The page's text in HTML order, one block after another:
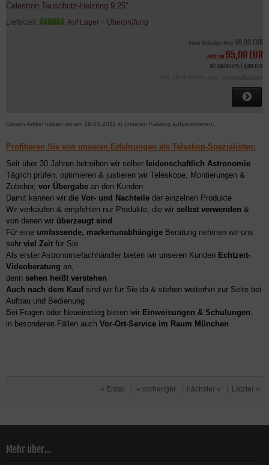
Celestron Tauschutz-Heizring 9.25"
Lieferzeit: Auf Lager + Überprüfung
Unser bisheriger Preis 99,00 EUR
Jetzt nur 95,00 EUR
Sie sparen 4% / 4,00 EUR
Diesen Artikel haben wir am 19.05.2011 in unseren Katalog aufgenommen.
Profitieren Sie von unseren Erfahrungen als Teleskop-Spezialisten:
Seit über 30 Jahren betreiben wir selber leidenschaftlich Astronomie
Täglich prüfen, optimieren & justieren wir Teleskope, Montierungen &
Zubehör, vor Übergabe an den Kunden
Damit kennen wir die Vor- und Nachteile der einzelnen Produkte
Wir verkaufen & empfehlen nur Produkte, die wir selbst verwenden &
von denen wir überzeugt sind
Für eine umfassende, markenunabhängige Beratung nehmen wir uns
sehr viel Zeit für Sie
Als erster Astronomiefachhändler bieten wir unseren Kunden Echtzeit-
Videoberatung an,
denn sehen heißt verstehen
Auch nach dem Kaufsind wir für Sie da & stehen weiterhin zur Seite bei
Aufbau und Bedienung
Bei Fragen oder Neueinstieg bieten wir Einweisungen & Schulungen
in besonderen Fällen auch Vor-Ort-Service im Raum München
« Erster | « vorheriger | nächster » | Letzter »
Mehr über...